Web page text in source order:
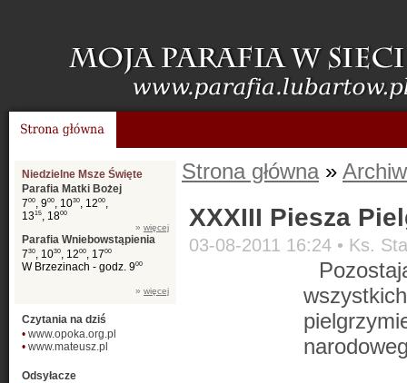
Niedzielne Msze Święte
Parafia Matki Bożej
700, 900, 1030, 1200,
1315, 1800
» więcej
Parafia Wniebowstąpienia
730, 1030, 1200, 1700
W Brzezinach - godz. 900
» więcej
Czytania na dziś
• www.opoka.org.pl
• www.mateusz.pl
Odsyłacze
Strona główna»
XXXIII Piesza
03-08-2011 16:24 • Ks.